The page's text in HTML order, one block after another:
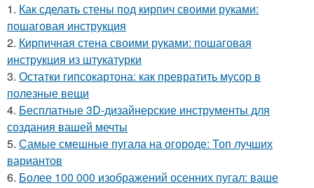
1. Как сделать стены под кирпич своими руками:
пошаговая инструкция
2. Кирпичная стена своими руками: пошаговая
инструкция из штукатурки
3. Остатки гипсокартона: как превратить мусор в
полезные вещи
4. Бесплатные 3D-дизайнерские инструменты для
создания вашей мечты
5. Самые смешные пугала на огороде: Топ лучших
вариантов
6. Более 100 000 изображений осенних пугал: ваше